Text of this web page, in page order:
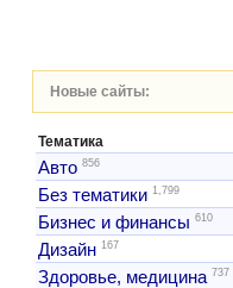
Новые сайты:
Тематика
Авто 856
Без тематики 1,799
Бизнес и финансы 610
Дизайн 167
Здоровье, медицина 737